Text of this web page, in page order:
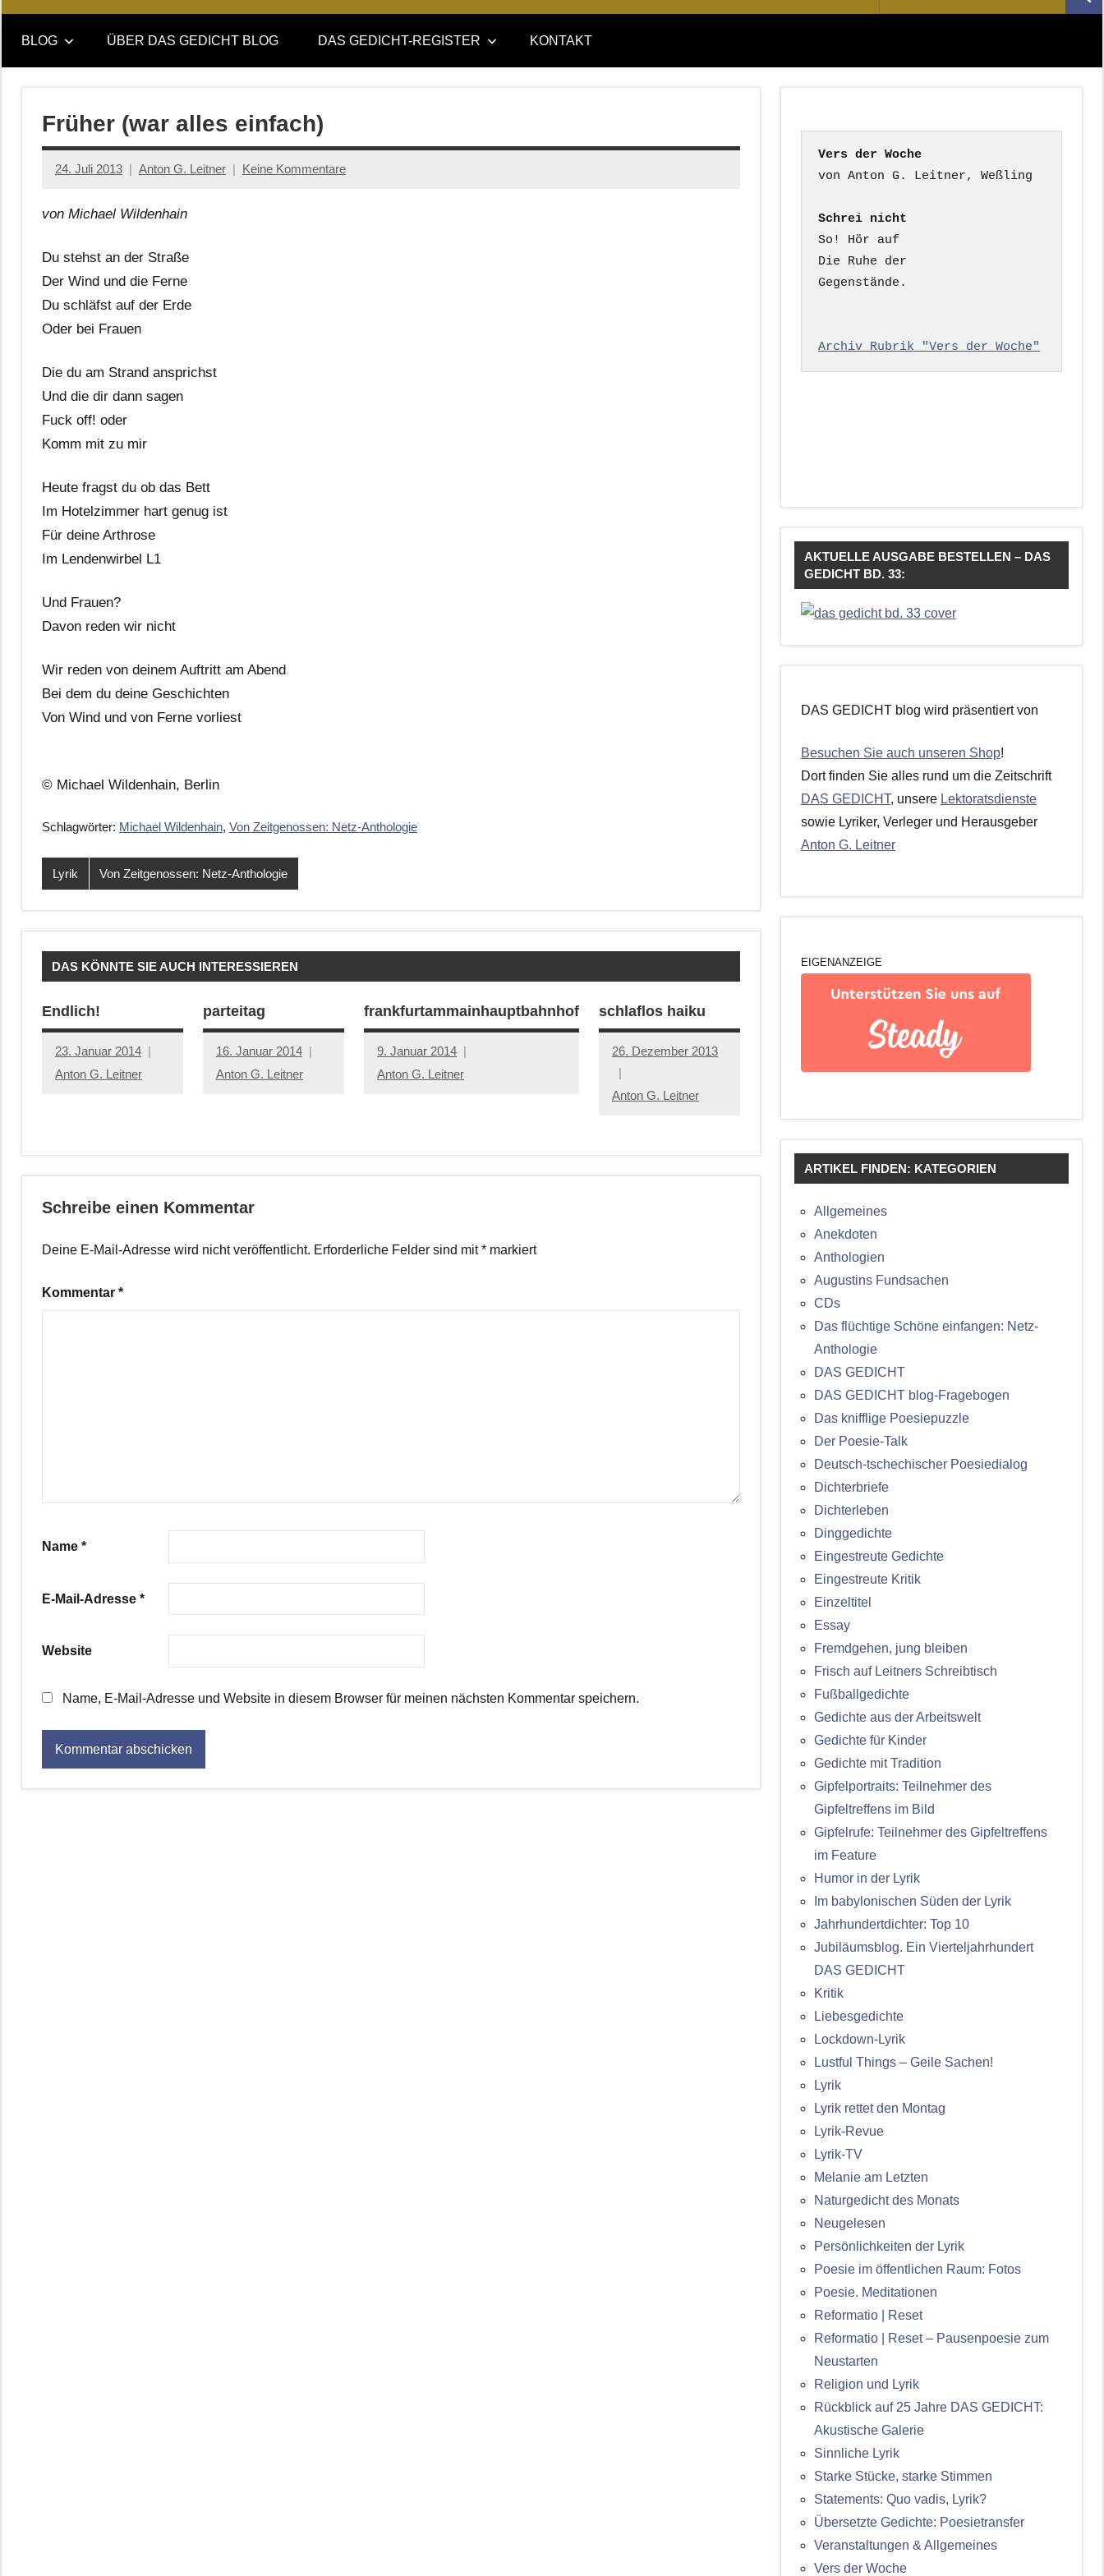
DAS
GEDICHT
blog
DAS
GEDICHT.
Zeitschrift
nach:
BLOG ÜBER DAS GEDICHT BLOG DAS GEDICHT-REGISTER KONTAKT
Früher (war alles einfach)
24. Juli 2013 Anton G. Leitner Keine Kommentare
von Michael Wildenhain
Du stehst an der Straße
Der Wind und die Ferne
Du schläfst auf der Erde
Oder bei Frauen
Die du am Strand ansprichst
Und die dir dann sagen
Fuck off! oder
Komm mit zu mir
Heute fragst du ob das Bett
Im Hotelzimmer hart genug ist
Für deine Arthrose
Im Lendenwirbel L1
Und Frauen?
Davon reden wir nicht
Wir reden von deinem Auftritt am Abend
Bei dem du deine Geschichten
Von Wind und von Ferne vorliest
© Michael Wildenhain, Berlin
Schlagwörter: Michael Wildenhain, Von Zeitgenossen: Netz-Anthologie
Lyrik Von Zeitgenossen: Netz-Anthologie
DAS KÖNNTE SIE AUCH INTERESSIEREN
Endlich!
23. Januar 2014
Anton G. Leitner
parteitag
16. Januar 2014
Anton G. Leitner
frankfurtammainhauptbahnhof
9. Januar 2014
Anton G. Leitner
schlaflos haiku
26. Dezember 2013
Anton G. Leitner
Schreibe einen Kommentar
Deine E-Mail-Adresse wird nicht veröffentlicht. Erforderliche Felder sind mit* markiert
Kommentar *
Name *
E-Mail-Adresse *
Website
Name, E-Mail-Adresse und Website in diesem Browser für meinen nächsten Kommentar speichern.
Vers der Woche
Schrei nicht
So! Hör auf
Die Ruhe der
Gegenstände.
Archiv Rubrik "Vers der Woche"
AKTUELLE AUSGABE BESTELLEN – DAS
GEDICHT BD. 33:
DAS GEDICHT blog wird präsentiert von
Besuchen Sie auch unseren Shop!
Dort finden Sie alles rund um die Zeitschrift
DAS GEDICHT, unsere Lektoratsdienste
sowie Lyriker, Verleger und Herausgeber
Anton G. Leitner
EIGENANZEIGE
ARTIKEL FINDEN: KATEGORIEN
Allgemeines
Anekdoten
Anthologien
Augustins Fundsachen
CDs
Das flüchtige Schöne einfangen: Netz-
Anthologie
DAS GEDICHT
DAS GEDICHT blog-Fragebogen
Das knifflige Poesiepuzzle
Der Poesie-Talk
Deutsch-tschechischer Poesiedialog
Dichterbriefe
Dichterleben
Dinggedichte
Eingestreute Gedichte
Eingestreute Kritik
Einzeltitel
Essay
Fremdgehen, jung bleiben
Frisch auf Leitners Schreibtisch
Fußballgedichte
Gedichte aus der Arbeitswelt
Gedichte für Kinder
Gedichte mit Tradition
Gipfelportraits: Teilnehmer des
Gipfeltreffens im Bild
Gipfelrufe: Teilnehmer des Gipfeltreffens
im Feature
Humor in der Lyrik
Im babylonischen Süden der Lyrik
Jahrhundertdichter: Top 10
Jubiläumsblog. Ein Vierteljahrhundert
DAS GEDICHT
Kritik
Liebesgedichte
Lockdown-Lyrik
Lustful Things – Geile Sachen!
Lyrik
Lyrik rettet den Montag
Lyrik-Revue
Lyrik-TV
Melanie am Letzten
Naturgedicht des Monats
Neugelesen
Persönlichkeiten der Lyrik
Poesie im öffentlichen Raum: Fotos
Poesie. Meditationen
Reformatio | Reset
Reformatio | Reset – Pausenpoesie zum
Neustarten
Religion und Lyrik
Rückblick auf 25 Jahre DAS GEDICHT:
Akustische Galerie
Sinnliche Lyrik
Starke Stücke, starke Stimmen
Statements: Quo vadis, Lyrik?
Übersetzte Gedichte: Poesietransfer
Veranstaltungen & Allgemeines
Vers der Woche